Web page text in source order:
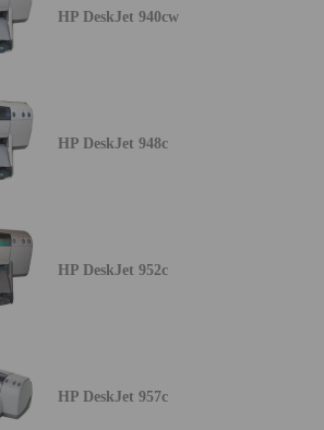
HP DeskJet 940cw
HP DeskJet 948c
HP DeskJet 952c
HP DeskJet 957c